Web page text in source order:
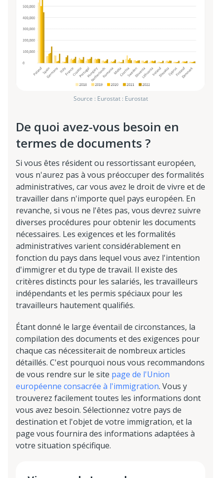
Source : Eurostat : Eurostat
De quoi avez-vous besoin en
termes de documents ?
Si vous êtes résident ou ressortissant européen,
vous n'aurez pas à vous préoccuper des formalités
administratives, car vous avez le droit de vivre et de
travailler dans n'importe quel pays européen. En
revanche, si vous ne l'êtes pas, vous devrez suivre
diverses procédures pour obtenir les documents
nécessaires. Les exigences et les formalités
administratives varient considérablement en
fonction du pays dans lequel vous avez l'intention
d'immigrer et du type de travail. Il existe des
critères distincts pour les salariés, les travailleurs
indépendants et les permis spéciaux pour les
travailleurs hautement qualifiés.
Étant donné le large éventail de circonstances, la
compilation des documents et des exigences pour
chaque cas nécessiterait de nombreux articles
détaillés. C'est pourquoi nous vous recommandons
de vous rendre sur le site page de l'Union
européenne consacrée à l'immigration. Vous y
trouverez facilement toutes les informations dont
vous avez besoin. Sélectionnez votre pays de
destination et l'objet de votre immigration, et la
page vous fournira des informations adaptées à
votre situation spécifique.